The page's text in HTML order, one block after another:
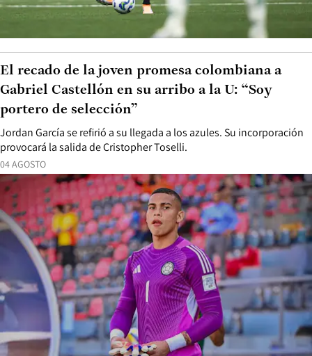
04 AGOSTO
Jordan García se refirió a su llegada a los azules. Su incorporación
provocará la salida de Cristopher Toselli.
El recado de la joven promesa colombiana a
Gabriel Castellón en su arribo a la U: “Soy
portero de selección”